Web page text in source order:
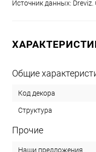
Источник данных:
Общие
Код декора
Структура
Прочие
Наши предложения